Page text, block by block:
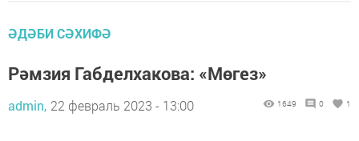
ӘДӘБИ СӘХИФӘ
Рәмзия Габделхакова: «Мөгез»
admin, 22 февраль 2023 - 13:00 1649 0 1